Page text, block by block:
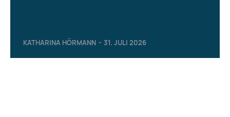
KATHARINA HÖRMANN - 31. JULI 2026